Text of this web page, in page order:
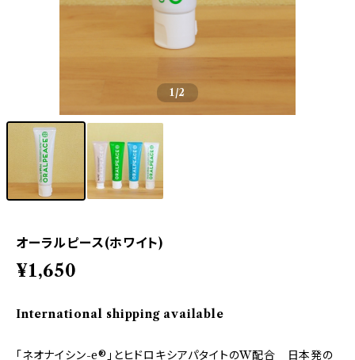
1/2
オーラルピース(ホワイト)
¥1,650
International shipping available
「ネオナイシン-e®」とヒドロキシアパタイトのW配合 日本発の